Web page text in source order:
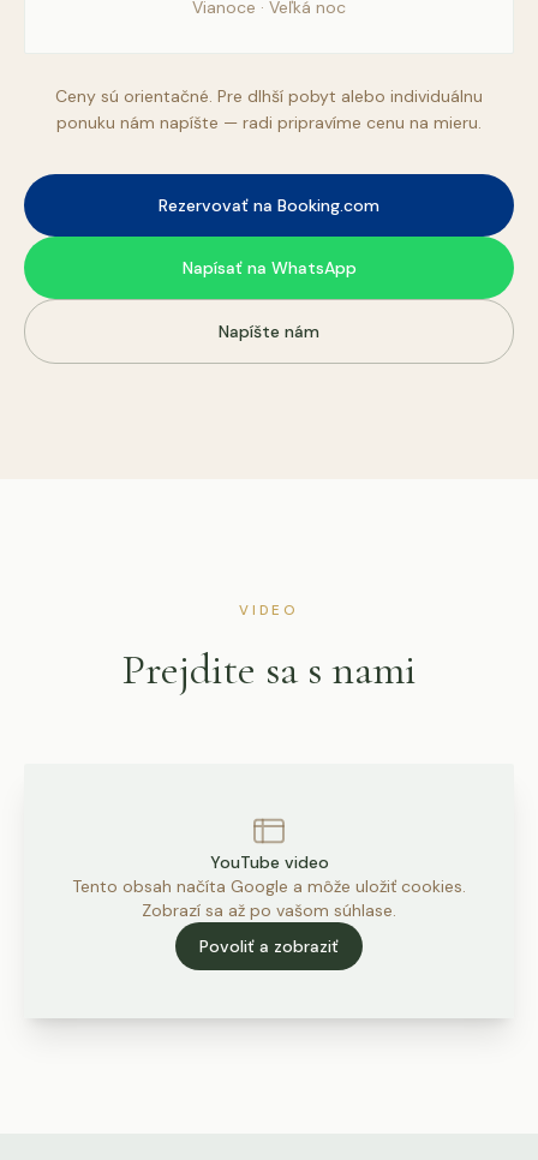
Vianoce · Veľká noc
Ceny sú orientačné. Pre dlhší pobyt alebo individuálnu
ponuku nám napíšte — radi pripravíme cenu na mieru.
Rezervovať na Booking.com
Napísať na WhatsApp
Napíšte nám
VIDEO
Prejdite sa s nami
YouTube video
Tento obsah načíta Google a môže uložiť cookies.
Zobrazí sa až po vašom súhlase.
Povoliť a zobraziť